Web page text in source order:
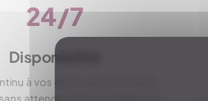
24/7
Disponibilité
à vos documents et bases
attendre la disponibilité d'un